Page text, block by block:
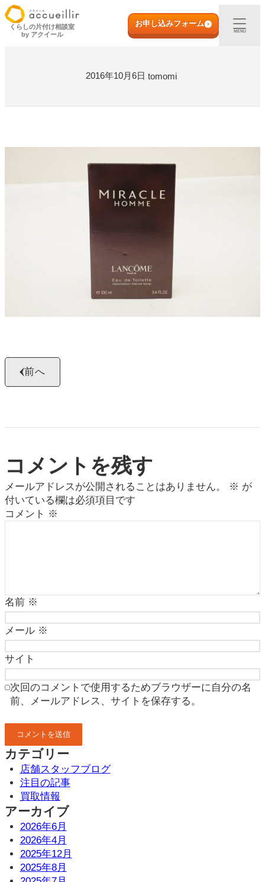
内
容
初めての方へ
ご利用実例
取扱アイテム
よくある質問
お問い合わせ
くらしの片付け相談室
by アクイール
お申し込みフォーム
MENU
2016年10月6日 tomomi
前へ
コメントを残す
メールアドレスが公開されることはありません。 ※ が
付いている欄は必須項目です
コメント ※
名前 ※
メール ※
サイト
次回のコメントで使用するためブラウザーに自分の名
前、メールアドレス、サイトを保存する。
カテゴリー
店舗スタッフブログ
注目の記事
買取情報
アーカイブ
2026年6月
2026年4月
2025年12月
2025年8月